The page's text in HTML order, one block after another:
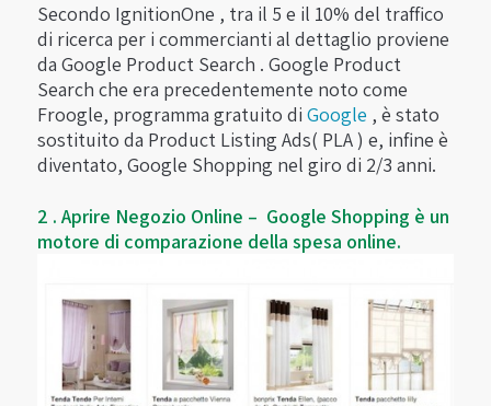
Secondo IgnitionOne , tra il 5 e il 10% del traffico
di ricerca per i commercianti al dettaglio proviene
da Google Product Search . Google Product
Search che era precedentemente noto come
Froogle, programma gratuito di Google , è stato
sostituito da Product Listing Ads( PLA ) e, infine è
diventato, Google Shopping nel giro di 2/3 anni.
2 . Aprire Negozio Online – Google Shopping è un
motore di comparazione della spesa online.